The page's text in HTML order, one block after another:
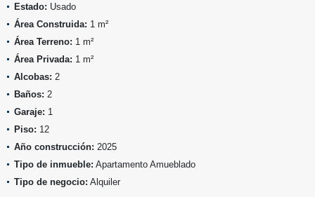
Estado: Usado
Área Construida: 1 m²
Área Terreno: 1 m²
Área Privada: 1 m²
Alcobas: 2
Baños: 2
Garaje: 1
Piso: 12
Año construcción: 2025
Tipo de inmueble: Apartamento Amueblado
Tipo de negocio: Alquiler